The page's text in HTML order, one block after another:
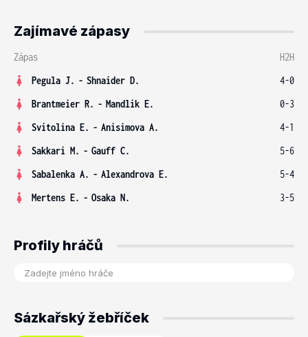
Zajímavé zápasy
Zápas
H2H
Pegula J. - Shnaider D.
4-0
Brantmeier R. - Mandlik E.
0-3
Svitolina E. - Anisimova A.
4-1
Sakkari M. - Gauff C.
5-6
Sabalenka A. - Alexandrova E.
5-4
Mertens E. - Osaka N. 3-5
Profily hráčů
Sázkařský žebříček